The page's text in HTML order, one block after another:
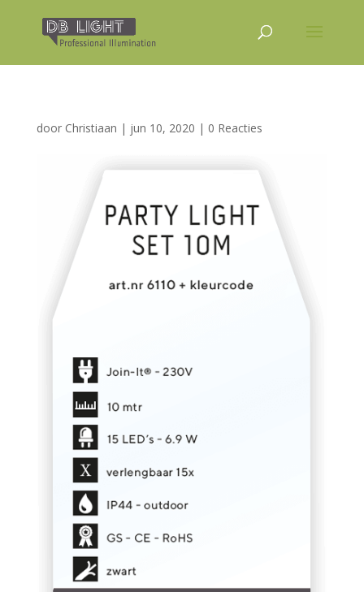
door Christiaan | jun 10, 2020 | 0 Reacties